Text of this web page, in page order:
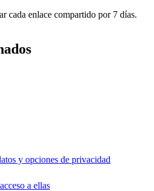
cada enlace compartido por 7 días.
y opciones de privacidad
a ellas